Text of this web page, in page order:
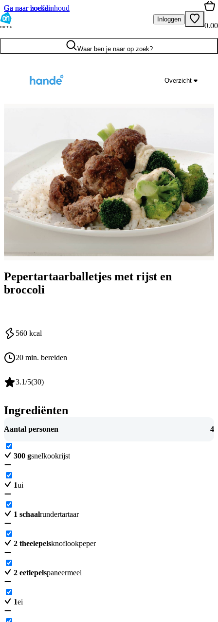
Ga naar hoofdinhoud
Ga naar zoeken
menu
Inloggen
0.00
Waar ben je naar op zoek?
Overzicht
Pepertartaarballetjes met rijst en
broccoli
560 kcal
20 min. bereiden
3.1/5(30)
Ingrediënten
Aantal personen 4
300 gsnelkookrijst
1ui
1 schaalrundertartaar
2 theelepelsknoflookpeper
2 eetlepelspaneermeel
1ei